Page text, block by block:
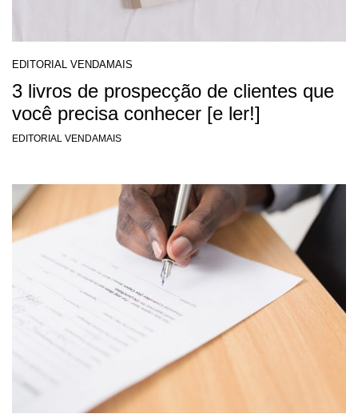
EDITORIAL VENDAMAIS
3 livros de prospecção de clientes que
você precisa conhecer [e ler!]
EDITORIAL VENDAMAIS